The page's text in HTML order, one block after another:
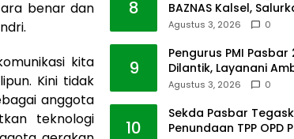
benar dan
kita
Kini tidak
anggota
teknologi
8
BAZNAS Kalsel,
Bencana Alam
Agustus 3, 2026 0
9
Pengurus PMI Pasbar
Dilantik, Layanani
ke Padang
Agustus 3, 2026 0
10
Sekda Pasbar
Penundaan TPP OPD